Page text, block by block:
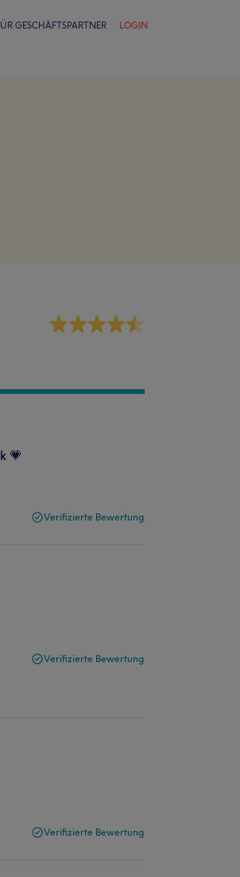
GESCHÄFTSPARTNER LOGIN
💗
Verifizierte Bewertung
Verifizierte Bewertung
Verifizierte Bewertung